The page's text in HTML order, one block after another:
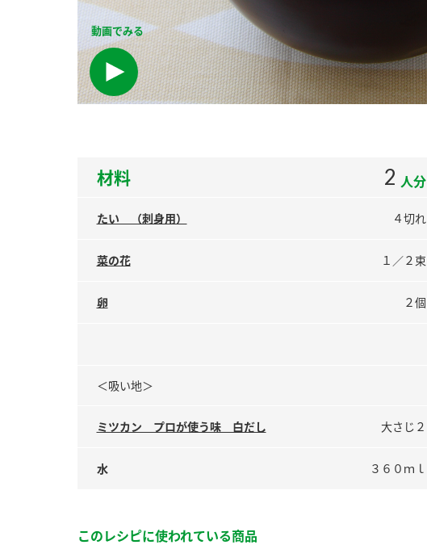
動画でみる
材料 2 人分
たい （刺身用） ４切れ
菜の花 １／２束
卵 ２個
＜吸い地＞
ミツカン プロが使う味 白だし 大さじ２
水 ３６０ｍｌ
このレシピに使われている商品